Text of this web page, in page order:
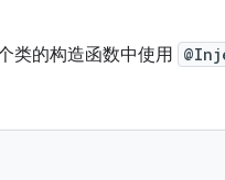
类的构造函数中使用